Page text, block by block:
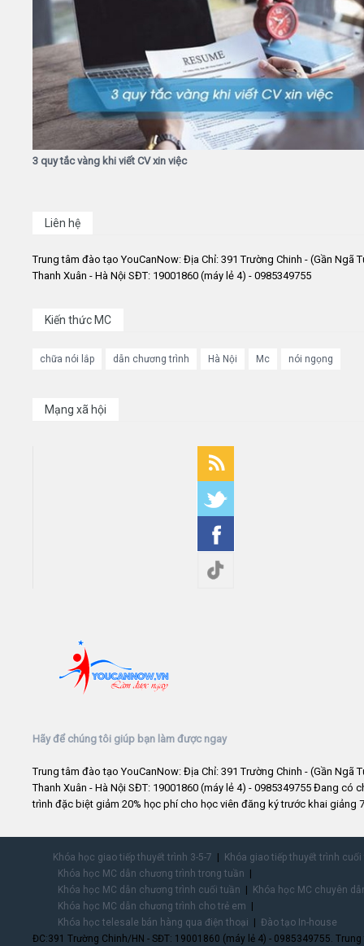
3 quy tắc vàng khi viết CV xin việc
Liên hệ
Trung tâm đào tạo YouCanNow: Địa Chỉ: 391 Trường Chinh - (Gần Ngã
Thanh Xuân - Hà Nội SĐT: 19001860 (máy lẻ 4) - 0985349755
Kiến thức MC
chữa nói lắp dẫn chương trình Hà Nội Mc nói ngọng
Mạng xã hội
Hãy để chúng tôi giúp bạn làm được ngay
Trung tâm đào tạo YouCanNow: Địa Chỉ: 391 Trường Chinh - (Gần Ngã
Thanh Xuân - Hà Nội SĐT: 19001860 (máy lẻ 4) - 0985349755 Đang có
trình đặc biệt giảm 20% học phí cho học viên đăng ký trước khai giảng
Khóa học giao tiếp thuyết trình 3-5-7
Khóa giao tiếp thuyết trình
Khóa học MC dẫn chương trình trong tuần
Khóa học MC dẫn chương trình cuối tuần
Khóa học MC chuyên
Khóa học MC dẫn chương trình cho trẻ em
Khóa học telesale bán hàng qua điện thoại
Đào tạo In-house
ĐC:391 Trường Chinh/HN - SĐT: 19001860 (máy lẻ 4) - 0985349755.